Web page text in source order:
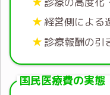
経営側による
診療報酬の引
国民医療費の実態